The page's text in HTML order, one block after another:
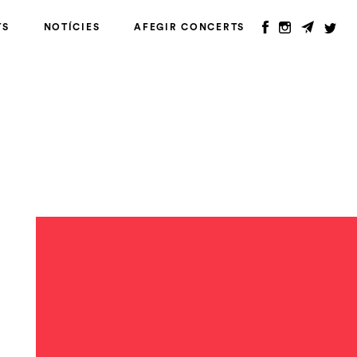
NOTÍCIES AFEGIR CONCERTS